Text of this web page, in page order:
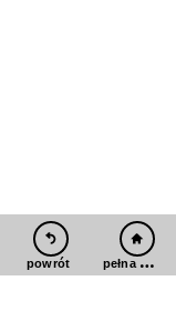
powrót pełna wersja